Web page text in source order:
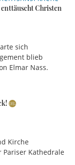
Christen
sich
blieb
Elmar Nass.
Kirche
Kathedrale